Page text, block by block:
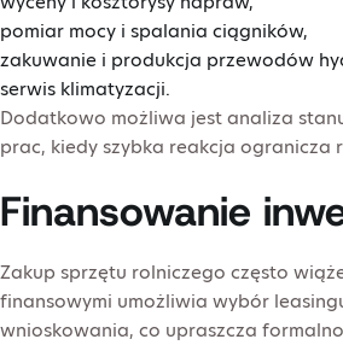
pomiar mocy i spalania ciągników,
zakuwanie i produkcja przewodów
serwis klimatyzacji.
Dodatkowo możliwa jest analiza
prac, kiedy szybka reakcja ogranicza
Finansowanie
Zakup sprzętu rolniczego często
finansowymi umożliwia wybór
wnioskowania, co upraszcza